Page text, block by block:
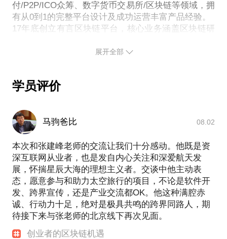
付/P2P/ICO众筹、数字货币交易所/区块链等领域，拥
有从0到1的完整平台设计及成功运营丰富产品经验。
17年底创立有言区块链平台，核心业务涵盖区块链研
闭环等），区块链产品培训等方面
06年参与企业级CRM系统开发，主要负责系统架构设
08年参与北京奥运会电子门票系统软硬件系统设计及
研发工作，为主要参与者，项目获北京市市长荣誉表
彰。
13年后一直从事P2P、众筹、交易所等金融产品工
作。
17年曾ico募资上千万，属于最早一批开始代币发行、
开展交易所做市等token商业实践者。
展开全部
学员评价
马驹爸比 08.02
本次和张建峰老师的交流让我们十分感动。他既是资
深互联网从业者，也是发自内心关注和深爱航天发
展，怀揣星辰大海的理想主义者。交谈中他主动表
态，愿意参与和助力太空旅行的项目，不论是软件开
发、跨界宣传，还是产业交流都OK。他这种满腔赤
诚、行动力十足，绝对是极具共鸣的跨界同路人，期
待接下来与张老师的北京线下再次见面。
创业者的区块链机遇